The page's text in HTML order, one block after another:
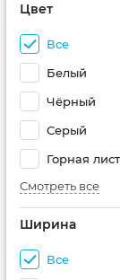
Цвет
Все
Белый
Чёрный
Серый
Горная
Смотреть все
Ширина
Все